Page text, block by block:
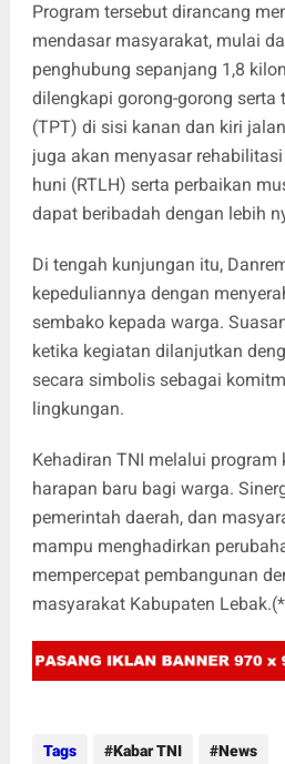
Program tersebut dirancang
mendasar masyarakat, mulai
penghubung sepanjang 1,8
dilengkapi gorong-gorong serta
(TPT) di sisi kanan dan kiri
juga akan menyasar
huni (RTLH) serta perbaikan
dapat beribadah dengan lebih
Di tengah kunjungan itu,
kepeduliannya dengan
sembako kepada warga.
ketika kegiatan dilanjutkan
secara simbolis sebagai
lingkungan.
Kehadiran TNI melalui
harapan baru bagi warga.
pemerintah daerah, dan
mampu menghadirkan
mempercepat pembangunan
masyarakat Kabupaten
Tags Kabar TNI News